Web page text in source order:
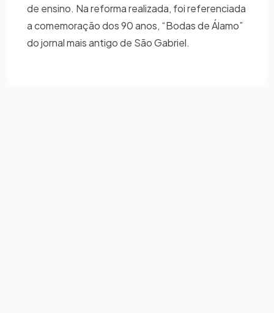
de ensino. Na reforma realizada, foi referenciada
a comemoração dos 90 anos, “Bodas de Álamo”
do jornal mais antigo de São Gabriel.